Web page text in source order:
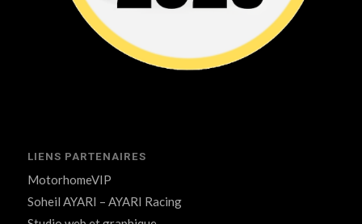
LIENS PARTENAIRES
MotorhomeVIP
Soheil AYARI – AYARI Racing